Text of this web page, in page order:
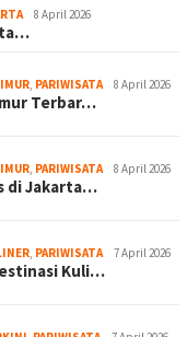
8 April 2026
, PARIWISATA 8 April 2026
Terbar…
, PARIWISATA 8 April 2026
di Jakarta…
, PARIWISATA 7 April 2026
Kuli…